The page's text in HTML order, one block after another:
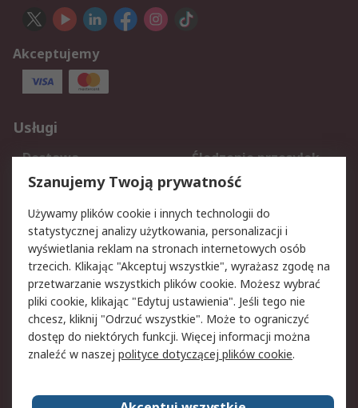
Akceptujemy
Usługi
Dostawa
Śledzenie przesyłek
Reklamacje i zwroty
Rejestracja
Aspekty prawne
Bezpieczeństwo e-
maila
Polityka dotycząca
plików cookie
Polityka prywatności
Użytkowanie witryny
Zastrzeżenia prawne
Warunki Sprzedaży
Szanujemy Twoją prywatność
Używamy plików cookie i innych technologii do
statystycznej analizy użytkowania, personalizacji i
wyświetlania reklam na stronach internetowych osób
trzecich. Klikając "Akceptuj wszystkie", wyrażasz zgodę na
przetwarzanie wszystkich plików cookie. Możesz wybrać
pliki cookie, klikając "Edytuj ustawienia". Jeśli tego nie
chcesz, kliknij "Odrzuć wszystkie". Może to ograniczyć
dostęp do niektórych funkcji. Więcej informacji można
znaleźć w naszej polityce dotyczącej plików cookie.